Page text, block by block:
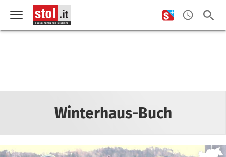
Winterhaus-Buch